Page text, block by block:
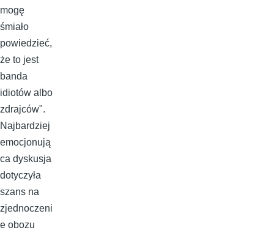
mogę
śmiało
powiedzieć,
że to jest
banda
idiotów albo
zdrajców".
Najbardziej
emocjonują
ca dyskusja
dotyczyła
szans na
zjednoczeni
e obozu